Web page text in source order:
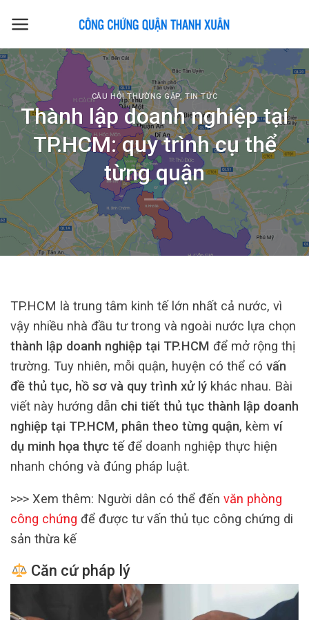
CÂU HỎI THƯỜNG GẶP,TIN TỨC
Thành lập doanh nghiệp tại
TP.HCM: quy trình cụ thể
từng quận
TP.HCM là trung tâm kinh tế lớn nhất cả nước, vì
vậy nhiều nhà đầu tư trong và ngoài nước lựa chọn
thành lập doanh nghiệp tại TP.HCM để mở rộng thị
trường. Tuy nhiên, mỗi quận, huyện có thể có vấn
đề thủ tục, hồ sơ và quy trình xử lý khác nhau. Bài
viết này hướng dẫn chi tiết thủ tục thành lập doanh
nghiệp tại TP.HCM, phân theo từng quận, kèm ví
dụ minh họa thực tếđể doanh nghiệp thực hiện
nhanh chóng và đúng pháp luật.
>>> Xem thêm: Người dân có thể đến văn phòng
công chứng để được tư vấn thủ tục công chứng di
sản thừa kế
Căn cứ pháp lý